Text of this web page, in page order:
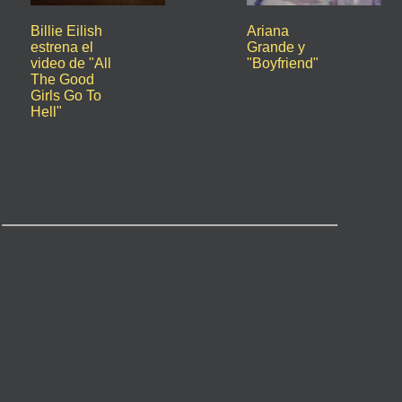
Billie Eilish
estrena el
video de "All
The Good
Girls Go To
Hell"
Ariana
Grande y
"Boyfriend"